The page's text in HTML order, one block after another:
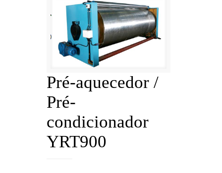
Pré-aquecedor /
Pré-
condicionador
YRT900